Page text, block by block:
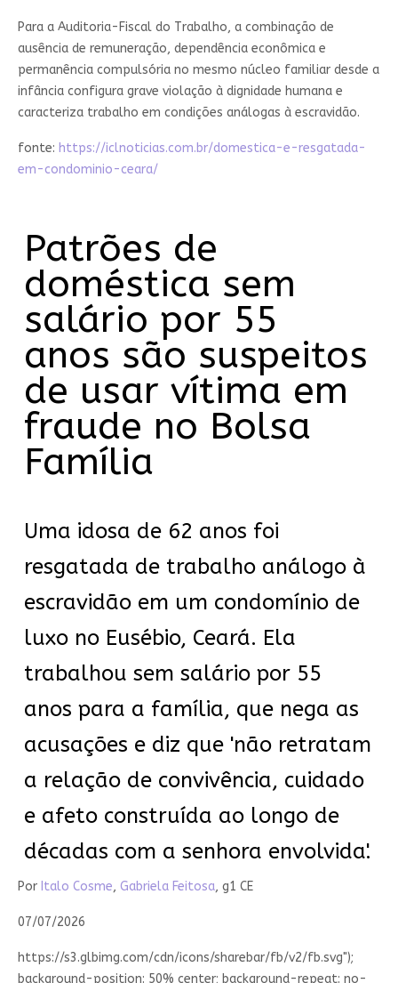
Para a Auditoria-Fiscal do Trabalho, a combinação de
ausência de remuneração, dependência econômica e
permanência compulsória no mesmo núcleo familiar desde a
infância configura grave violação à dignidade humana e
caracteriza trabalho em condições análogas à escravidão.
fonte: https://iclnoticias.com.br/domestica-e-resgatada-
em-condominio-ceara/
Patrões de
doméstica sem
salário por 55
anos são suspeitos
de usar vítima em
fraude no Bolsa
Família
Uma idosa de 62 anos foi
resgatada de trabalho análogo à
escravidão em um condomínio de
luxo no Eusébio, Ceará. Ela
trabalhou sem salário por 55
anos para a família, que nega as
acusações e diz que 'não retratam
a relação de convivência, cuidado
e afeto construída ao longo de
décadas com a senhora envolvida'.
Por Italo Cosme, Gabriela Feitosa, g1 CE
07/07/2026
https://s3.glbimg.com/cdn/icons/sharebar/fb/v2/fb.svg");
background-position: 50% center; background-repeat: no-